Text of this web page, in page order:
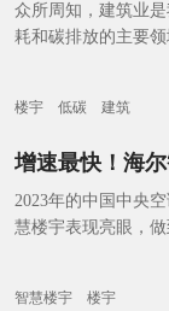
众所周知，建筑业
耗和碳排放的主要
楼宇 低碳 建筑
增速最快！海
2023年的中国中央
慧楼宇表现亮眼，
智慧楼宇 楼宇